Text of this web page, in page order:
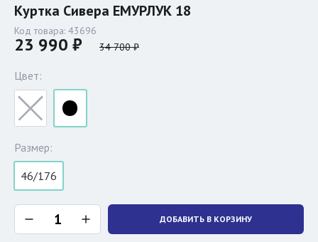
Куртка Сивера ЕМУРЛУК 18
Код товара: 43696
23 990 ₽ 34 700 ₽
Цвет:
Размер:
46/176
ДОБАВИТЬ В КОРЗИНУ